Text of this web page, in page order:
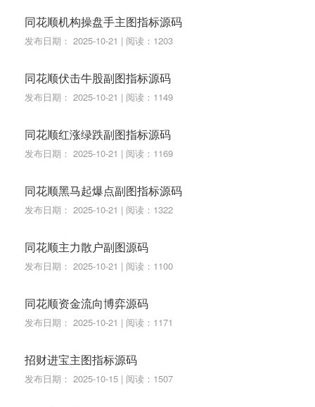
同花顺机构操盘手主图指标源码
发布日期： 2025-10-21 | 阅读：1203
同花顺伏击牛股副图指标源码
发布日期： 2025-10-21 | 阅读：1149
同花顺红涨绿跌副图指标源码
发布日期： 2025-10-21 | 阅读：1169
同花顺黑马起爆点副图指标源码
发布日期： 2025-10-21 | 阅读：1322
同花顺主力散户副图源码
发布日期： 2025-10-21 | 阅读：1100
同花顺资金流向博弈源码
发布日期： 2025-10-21 | 阅读：1171
招财进宝主图指标源码
发布日期： 2025-10-15 | 阅读：1507